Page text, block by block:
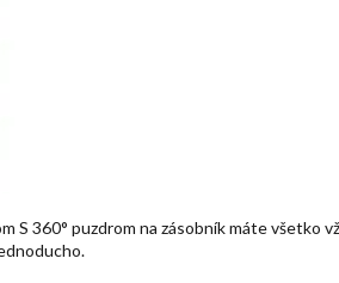
S 360° puzdrom na zásobník máte všetko